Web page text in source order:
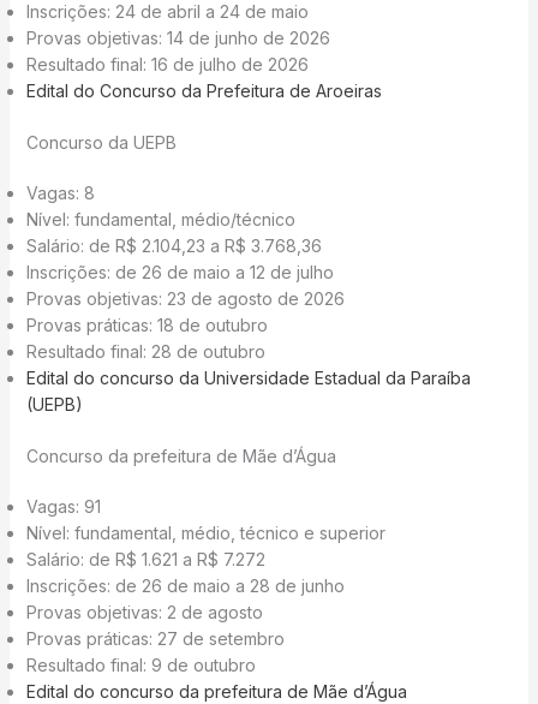
Inscrições: 24 de abril a 24 de maio
Provas objetivas: 14 de junho de 2026
Resultado final: 16 de julho de 2026
Edital do Concurso da Prefeitura de Aroeiras
Concurso da UEPB
Vagas: 8
Nível: fundamental, médio/técnico
Salário: de R$ 2.104,23 a R$ 3.768,36
Inscrições: de 26 de maio a 12 de julho
Provas objetivas: 23 de agosto de 2026
Provas práticas: 18 de outubro
Resultado final: 28 de outubro
Edital do concurso da Universidade Estadual da Paraíba
(UEPB)
Concurso da prefeitura de Mãe d’Água
Vagas: 91
Nível: fundamental, médio, técnico e superior
Salário: de R$ 1.621 a R$ 7.272
Inscrições: de 26 de maio a 28 de junho
Provas objetivas: 2 de agosto
Provas práticas: 27 de setembro
Resultado final: 9 de outubro
Edital do concurso da prefeitura de Mãe d’Água